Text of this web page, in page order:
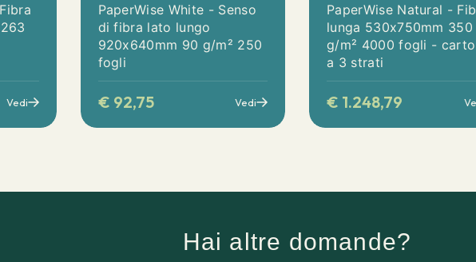
Vedi
PaperWise White - Senso
di fibra lato lungo
920x640mm 90 g/m² 250
fogli
€ 92,75 Vedi
PaperWise Natural -
lunga 530x750mm 350
g/m² 4000 fogli -
a 3 strati
€ 1.248,79
Hai altre domande?